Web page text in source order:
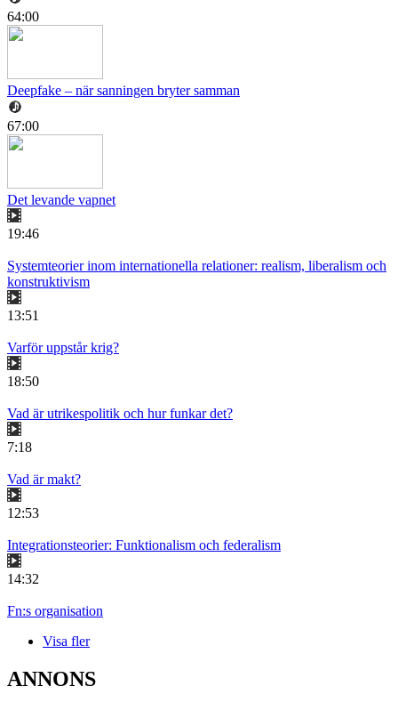
64:00
Deepfake – när sanningen bryter samman
67:00
Det levande vapnet
19:46
Systemteorier inom internationella relationer: realism, liberalism och
konstruktivism
13:51
Varför uppstår krig?
18:50
Vad är utrikespolitik och hur funkar det?
7:18
Vad är makt?
12:53
Integrationsteorier: Funktionalism och federalism
14:32
Fn:s organisation
Visa fler
ANNONS